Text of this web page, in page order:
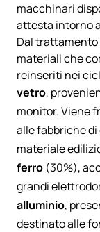
macchinari
attesta intorno
Dal trattamento
materiali che
reinseriti nei
vetro,
monitor. Viene
alle fabbriche
materiale
ferro (30%),
grandi
alluminio,
destinato alle